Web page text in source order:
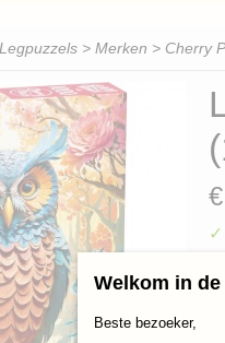
Legpuzzels > Merken > Cherry
✓
Welkom in
Beste bezoeker,